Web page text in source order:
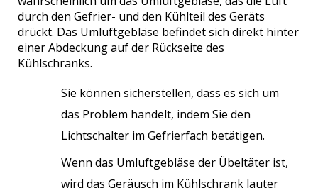
durch den Gefrier- und den Kühlteil des Geräts
drückt. Das Umluftgebläse befindet sich direkt hinter
einer Abdeckung auf der Rückseite des
Kühlschranks.
Sie können sicherstellen, dass es sich um
das Problem handelt, indem Sie den
Lichtschalter im Gefrierfach betätigen.
Wenn das Umluftgebläse der Übeltäter ist,
wird das Geräusch im Kühlschrank lauter